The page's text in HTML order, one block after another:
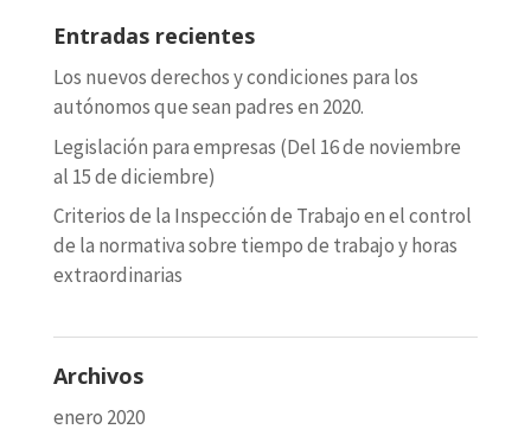
Entradas recientes
Los nuevos derechos y condiciones para los
autónomos que sean padres en 2020.
Legislación para empresas (Del 16 de noviembre
al 15 de diciembre)
Criterios de la Inspección de Trabajo en el control
de la normativa sobre tiempo de trabajo y horas
extraordinarias
Archivos
enero 2020